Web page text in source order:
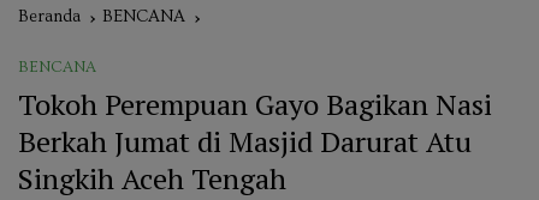
Beranda BENCANA
BENCANA
Tokoh Perempuan Gayo Bagikan Nasi
Berkah Jumat di Masjid Darurat Atu
Singkih Aceh Tengah